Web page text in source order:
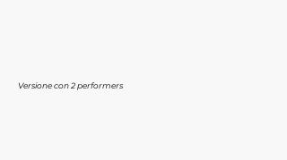
Versione con 2 performers